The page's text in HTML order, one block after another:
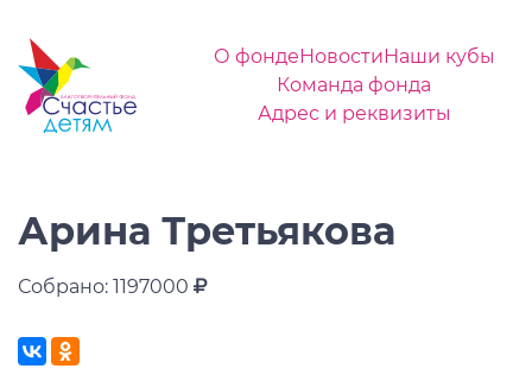
О фондеНовостиНаши кубы
Команда фонда
Адрес и реквизиты
Арина Третьякова
Собрано: 1197000